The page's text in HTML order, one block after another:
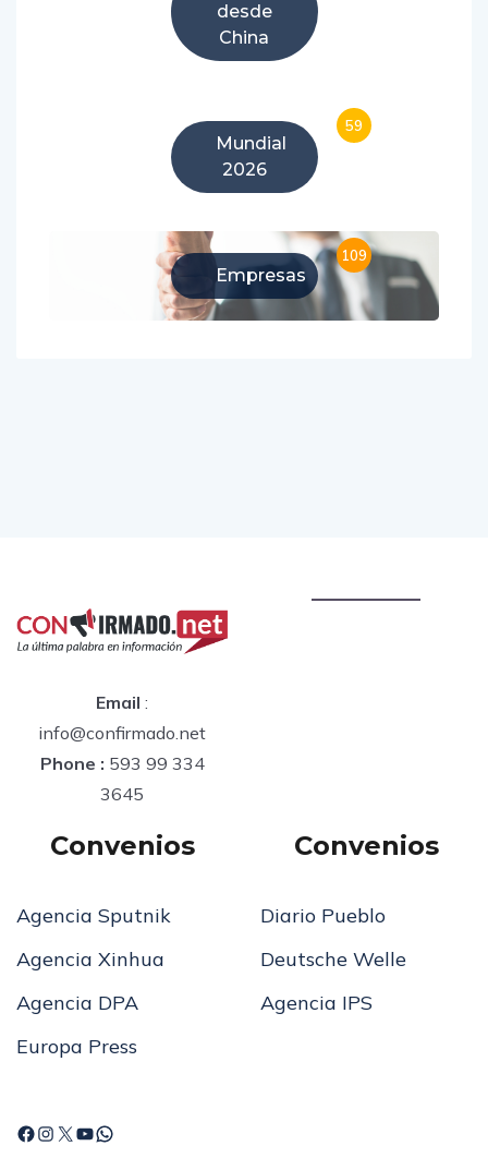
desde
China
Mundial
2026
59
Empresas
109
Email :
info@confirmado.net
Phone : 593 99 334
3645
Convenios
Agencia Sputnik
Agencia Xinhua
Agencia DPA
Europa Press
Convenios
Diario Pueblo
Deutsche Welle
Agencia IPS